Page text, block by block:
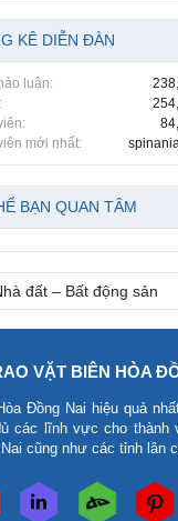
KÊ DIỄN ĐÀN
luận:
mới nhất:
BẠN QUAN TÂM
đất – Bất động sản
VẶT BIÊN HÒA
Đồng Nai hiệu quả
các lĩnh vực cho thành
cũng như các tỉnh lân